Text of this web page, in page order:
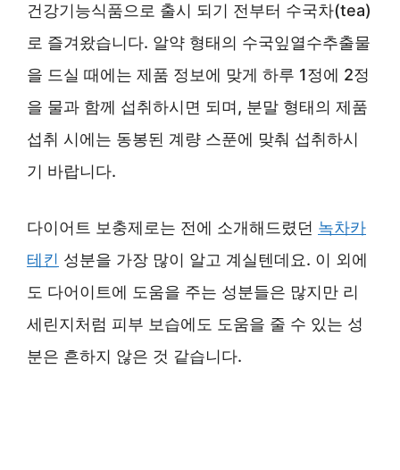
건강기능식품으로 출시 되기 전부터 수국차(tea)
로 즐겨왔습니다. 알약 형태의 수국잎열수추출물
을 드실 때에는 제품 정보에 맞게 하루 1정에 2정
을 물과 함께 섭취하시면 되며, 분말 형태의 제품
섭취 시에는 동봉된 계량 스푼에 맞춰 섭취하시
기 바랍니다.
다이어트 보충제로는 전에 소개해드렸던 녹차카
테킨 성분을 가장 많이 알고 계실텐데요. 이 외에
도 다어이트에 도움을 주는 성분들은 많지만 리
세린지처럼 피부 보습에도 도움을 줄 수 있는 성
분은 흔하지 않은 것 같습니다.